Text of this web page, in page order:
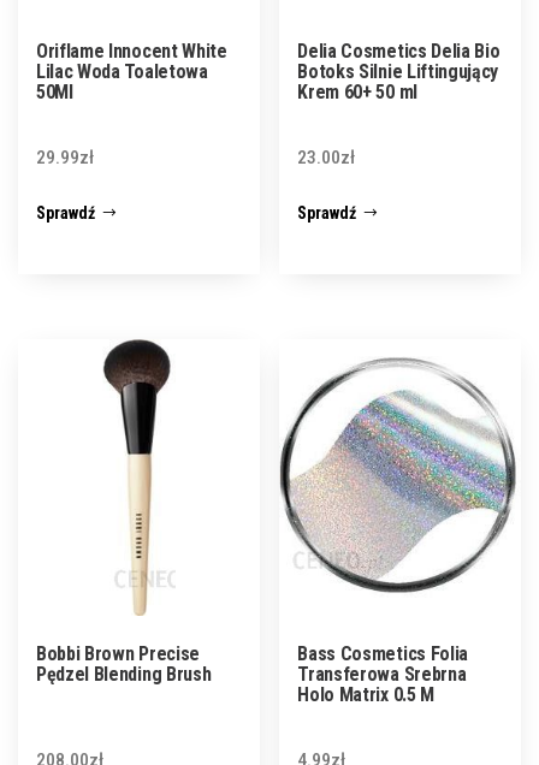
Oriflame Innocent White
Lilac Woda Toaletowa
50Ml
29.99zł
Sprawdź
Delia Cosmetics Delia Bio
Botoks Silnie Liftingujący
Krem 60+ 50 ml
23.00zł
Sprawdź
Bobbi Brown Precise
Pędzel Blending Brush
208.00zł
Bass Cosmetics Folia
Transferowa Srebrna
Holo Matrix 0.5 M
4.99zł